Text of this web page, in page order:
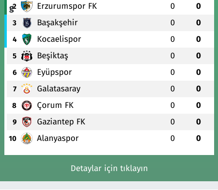
2 Erzurumspor FK 0 0
3 Başakşehir 0 0
4 Kocaelispor 0 0
5 Beşiktaş 0 0
6 Eyüpspor 0 0
7 Galatasaray 0 0
8 Çorum FK 0 0
9 Gaziantep FK 0 0
10 Alanyaspor 0 0
Detaylar için tıklayın